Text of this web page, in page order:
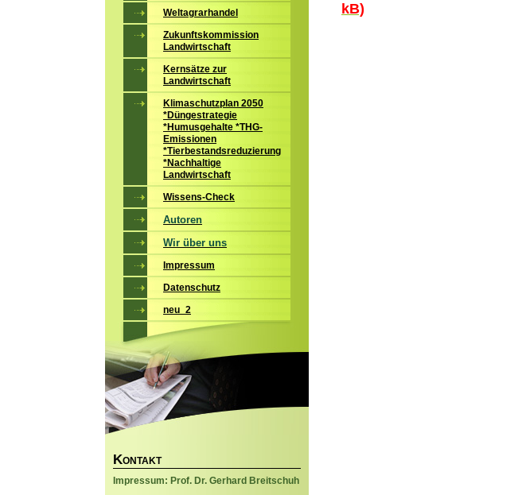
kB)
Weltagrarhandel
Zukunftskommission
Landwirtschaft
Kernsätze zur
Landwirtschaft
Klimaschutzplan 2050
*Düngestrategie
*Humusgehalte *THG-
Emissionen
*Tierbestandsreduzierung
*Nachhaltige
Landwirtschaft
Wissens-Check
Autoren
Wir über uns
Impressum
Datenschutz
neu_2
KONTAKT
Impressum: Prof. Dr. Gerhard Breitschuh